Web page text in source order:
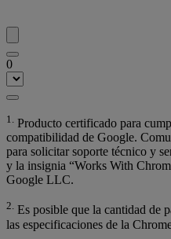
0
1.
Producto certificado para
compatibilidad de Google.
para solicitar soporte técnico y
y la insignia “Works With
Google LLC.
2. Es posible que la cantidad de
las especificaciones de la